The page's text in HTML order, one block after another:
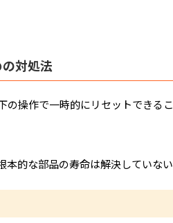
対処法
の操作で一時的にリセットできる
本的な部品の寿命は解決していな